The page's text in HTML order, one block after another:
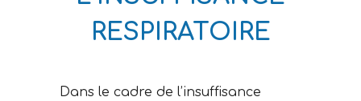
RESPIRATOIRE
Dans le cadre de l’insuffisance